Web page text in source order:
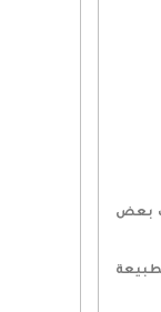
بعض
بطبيعة